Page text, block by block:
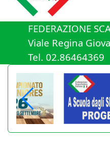
FEDERAZIONE
Viale Regina
Tel. 02.86464369